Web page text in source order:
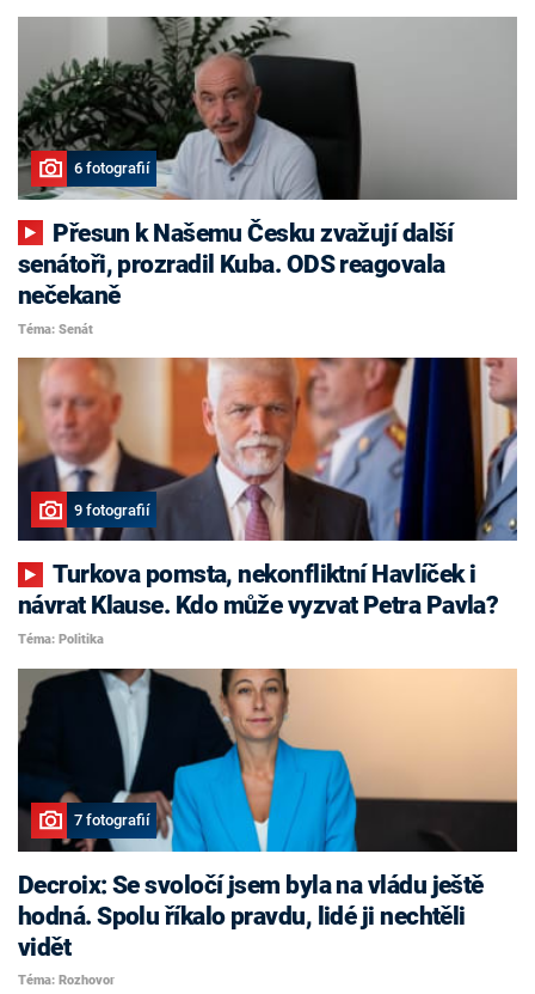
6 fotografií
senátoři, prozradil Kuba. ODS reagovala
nečekaně
Téma: Senát
9 fotografií
Turkova pomsta, nekonfliktní Havlíček i
návrat Klause. Kdo může vyzvat Petra Pavla?
Téma: Politika
7 fotografií
Decroix: Se svoločí jsem byla na vládu ještě
hodná. Spolu říkalo pravdu, lidé ji nechtěli
vidět
Téma: Rozhovor